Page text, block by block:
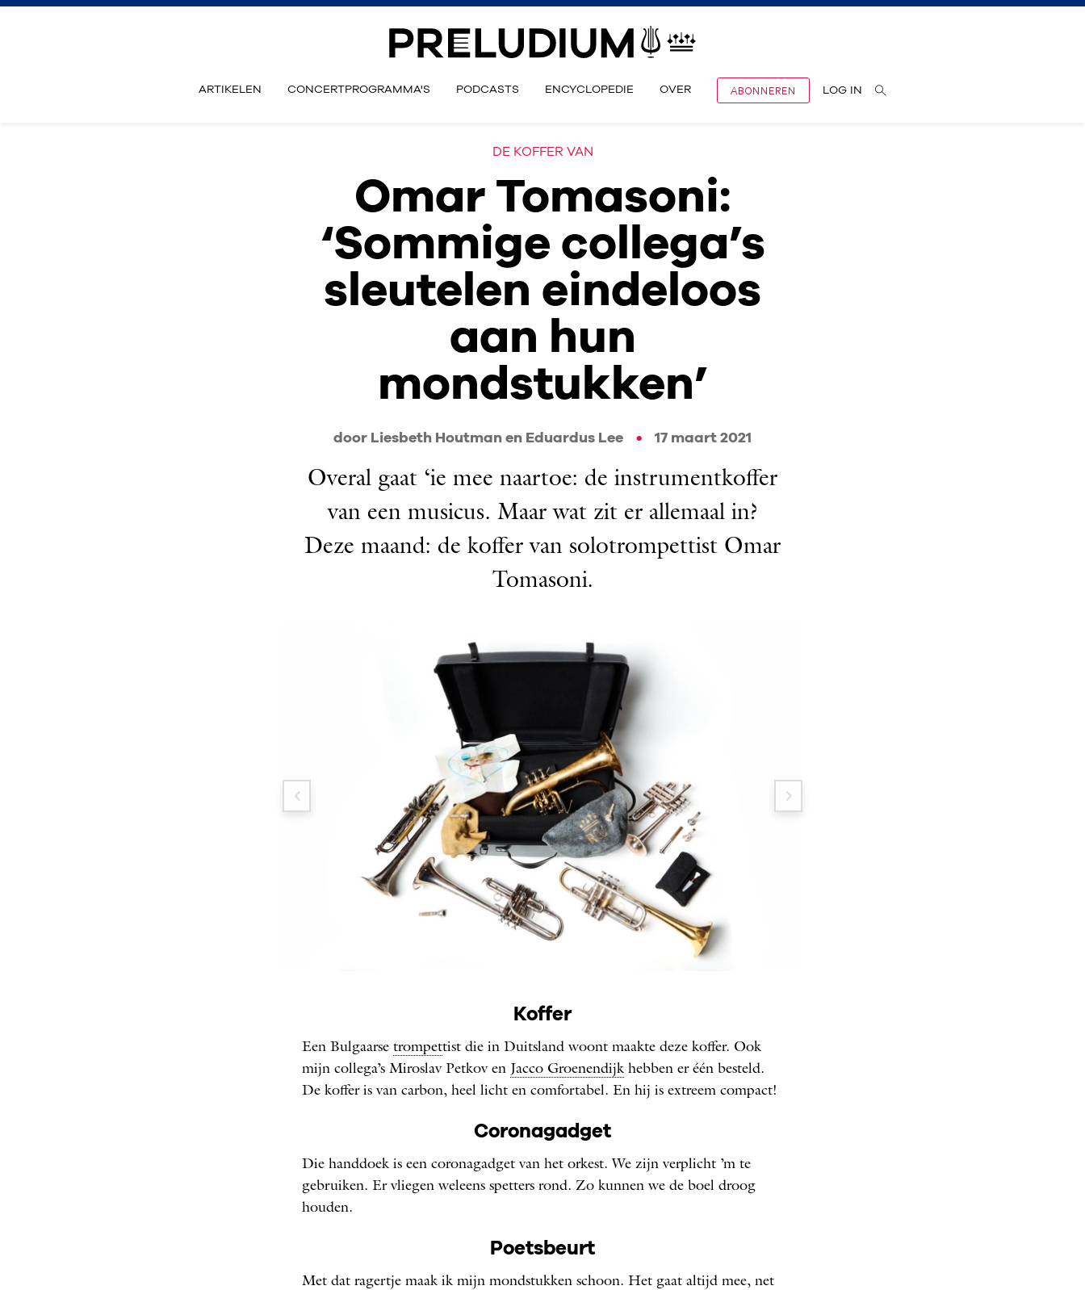
ARTIKELEN CONCERTPROGRAMMA'S PODCASTS ENCYCLOPEDIE OVER ABONNEREN LOG IN
DE KOFFER VAN
Omar Tomasoni:
‘Sommige collega’s
sleutelen eindeloos
aan hun
mondstukken’
door Liesbeth Houtman en Eduardus Lee 17 maart 2021
Overal gaat ‘ie mee naartoe: de instrumentkoffer
van een musicus. Maar wat zit er allemaal in?
Deze maand: de koffer van solotrompettist Omar
Tomasoni.
FOTO: EDUARDUS LEE
Koffer
Een Bulgaarse trompettist die in Duitsland woont maakte deze koffer. Ook
mijn collega’s Miroslav Petkov en Jacco Groenendijk hebben er één besteld.
De koffer is van carbon, heel licht en comfortabel. En hij is extreem compact!
Coronagadget
Die handdoek is een corona­gadget van het orkest. We zijn verplicht ’m te
gebruiken. Er vliegen weleens spetters rond. Zo kunnen we de boel droog
houden.
Poetsbeurt
Met dat ragertje maak ik mijn mondstukken schoon. Het gaat altijd mee, net